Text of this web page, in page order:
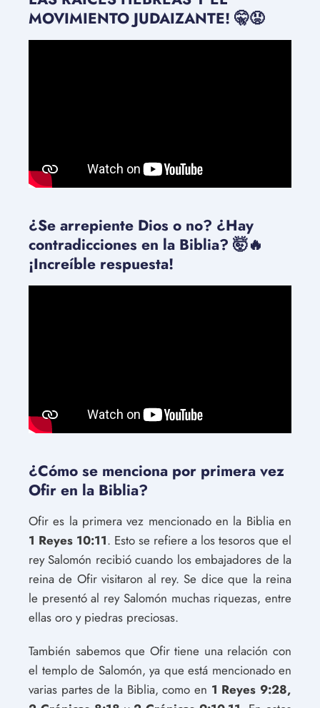
MOVIMIENTO JUDAIZANTE! 🤫😡
¿Se arrepiente Dios o no? ¿Hay
contradicciones en la Biblia? 🤯🔥
¡Increíble respuesta!
¿Cómo se menciona por primera vez
Ofir en la Biblia?
Ofir es la primera vez mencionado en la Biblia en
1 Reyes 10:11. Esto se refiere a los tesoros que el
rey Salomón recibió cuando los embajadores de la
reina de Ofir visitaron al rey. Se dice que la reina
le presentó al rey Salomón muchas riquezas, entre
ellas oro y piedras preciosas.
También sabemos que Ofir tiene una relación con
el templo de Salomón, ya que está mencionado en
varias partes de la Biblia, como en 1 Reyes 9:28,